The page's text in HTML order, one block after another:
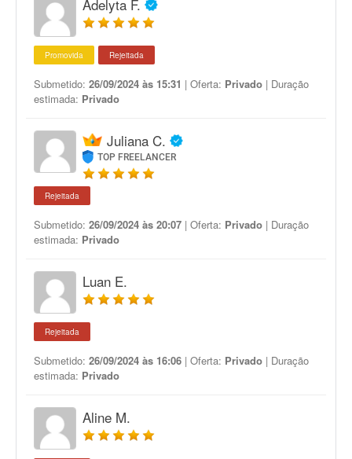
Adelyta F.
Promovida Rejeitada
Submetido: 26/09/2024 às 15:31 | Oferta: Privado | Duração
estimada: Privado
Juliana C.
TOP FREELANCER
Rejeitada
Submetido: 26/09/2024 às 20:07 | Oferta: Privado | Duração
estimada: Privado
Luan E.
Rejeitada
Submetido: 26/09/2024 às 16:06 | Oferta: Privado | Duração
estimada: Privado
Aline M.